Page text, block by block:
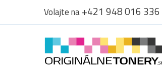
Volajte na+421 948 016 336